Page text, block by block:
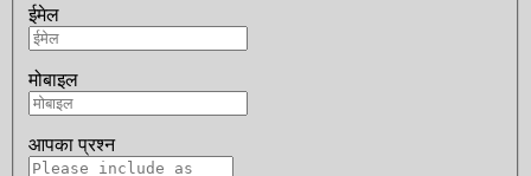
ईमेल
मोबाइल
आपका प्रश्न